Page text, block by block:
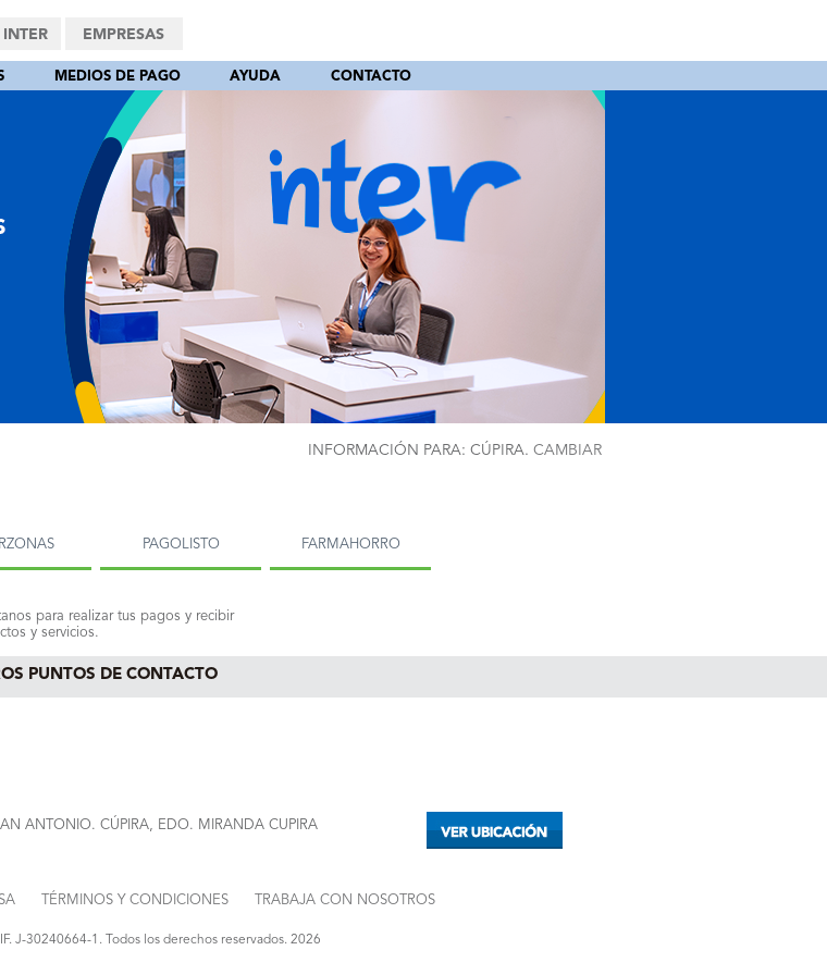
INTER EMPRESAS
MEDIOS DE PAGO AYUDA CONTACTO
INFORMACIÓN PARA: CÚPIRA. CAMBIAR
PAGOLISTO FARMAHORRO
para realizar tus pagos y recibir
y servicios.
PUNTOS DE CONTACTO
ANTONIO. CÚPIRA, EDO. MIRANDA CUPIRA
TÉRMINOS Y CONDICIONES TRABAJA CON NOSOTROS
J-30240664-1. Todos los derechos reservados. 2026